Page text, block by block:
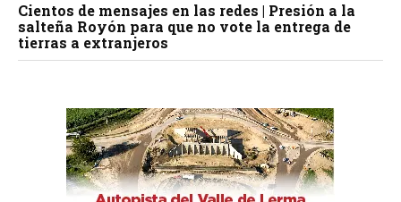
Cientos de mensajes en las redes | Presión a la
salteña Royón para que no vote la entrega de
tierras a extranjeros